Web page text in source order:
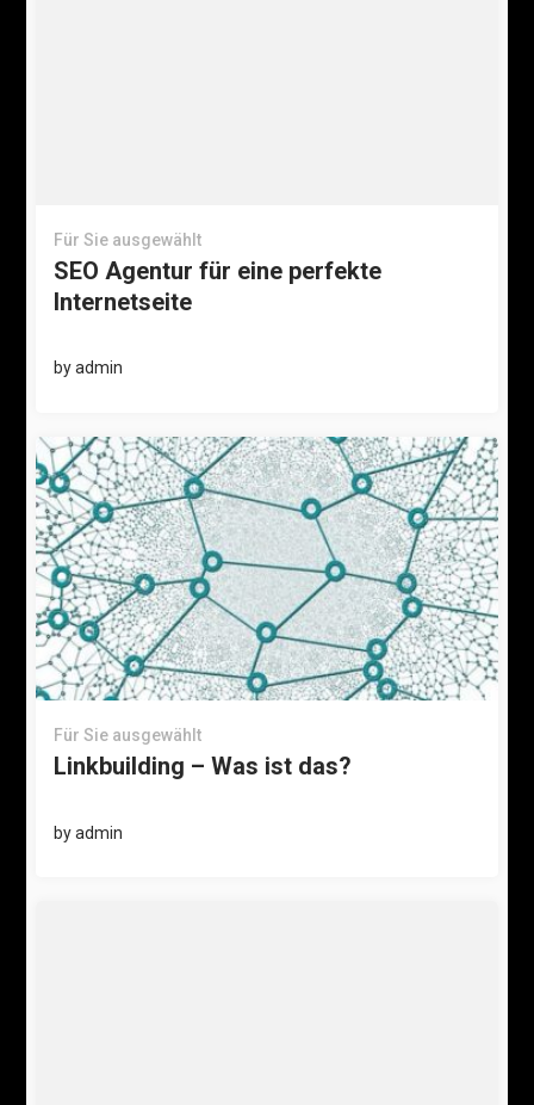
Für Sie ausgewählt
SEO Agentur für eine perfekte
Internetseite
byadmin
Für Sie ausgewählt
Linkbuilding – Was ist das?
byadmin